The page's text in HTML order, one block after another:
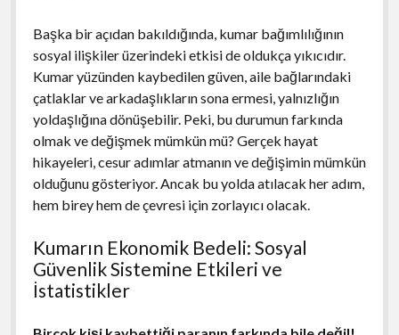
Başka bir açıdan bakıldığında, kumar bağımlılığının
sosyal ilişkiler üzerindeki etkisi de oldukça yıkıcıdır.
Kumar yüzünden kaybedilen güven, aile bağlarındaki
çatlaklar ve arkadaşlıkların sona ermesi, yalnızlığın
yoldaşlığına dönüşebilir. Peki, bu durumun farkında
olmak ve değişmek mümkün mü? Gerçek hayat
hikayeleri, cesur adımlar atmanın ve değişimin mümkün
olduğunu gösteriyor. Ancak bu yolda atılacak her adım,
hem birey hem de çevresi için zorlayıcı olacak.
Kumarın Ekonomik Bedeli: Sosyal
Güvenlik Sistemine Etkileri ve
İstatistikler